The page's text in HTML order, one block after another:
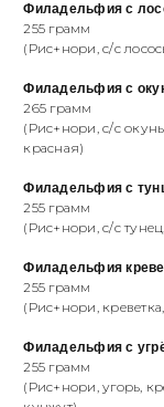
Филадельфия с
255 грамм
(Рис+нори, с/с
Филадельфия с
265 грамм
(Рис+нори, с/с
красная)
Филадельфия с
255 грамм
(Рис+нори, с/с
Филадельфия
255 грамм
(Рис+нори,
Филадельфия с
255 грамм
(Рис+нори, угорь,